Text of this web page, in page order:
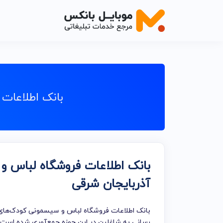
اصناف
اصناف
اصناف
بانک
بانک اطلاعات فروشگاه
آذربایجان شرقی
بانک اطلاعات فروشگاه لباس و سیسمونی